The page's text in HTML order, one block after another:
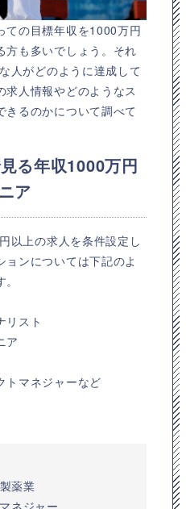
ての目標年収を1000万円
方も多いでしょう。それ
人がどのように達成して
求人情報やどのようなス
きるのかについて調べて
る年収1000万円
ア
以上の求人を条件設定し
ンについては下記のよ
リスト
ア
トマネジャーなど
薬業
ネジャー